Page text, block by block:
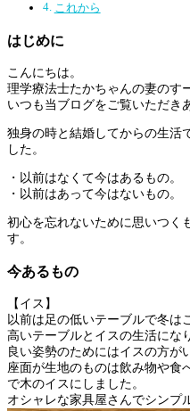
これから
はじめに
こんにちは。
理学療法士たかちゃんの妻のす
いつも当ブログをご覧いただき
独身の時と結婚してからの生活
した。
・以前はなくて今はあるもの。
・以前はあって今はないもの。
初心を忘れないために思いつく
す。
今あるもの
【イス】
以前は足の低いテーブルで冬は
高いテーブルとイスの生活にな
良い姿勢のためにはイスの方が
座面が生地のものは飲み物や食
で木のイスにしました。
オシャレな家具屋さんでシンプ